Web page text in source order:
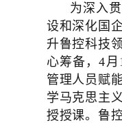
为深入
设和深化国
升鲁控科技
心筹备，4
管理人员赋
学马克思主
授授课。鲁